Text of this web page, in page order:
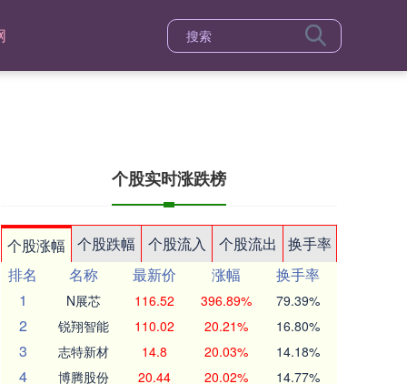
个股实时涨跌榜
个股涨幅 个股跌幅 个股流入 个股流出
换手率
排名
名称 最新价 涨幅
换手率
1
N展芯 116.52 396.89% 79.39%
2 锐翔智能 110.02 20.21% 16.80%
3 志特新材 14.8 20.03% 14.18%
4 博腾股份 20.44 20.02% 14.77%